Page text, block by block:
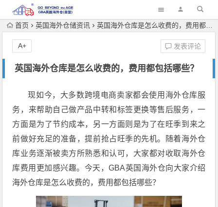
首页 英国海外仓储资讯 英国海外仓库是怎么收费的，费用都包括哪些？
英国海外仓库是怎么收费的，费用都包括哪些？
发表评论
A+
现如今，大多数跨境电商卖家都会使用海外仓库服
务，来帮助自己做产品中转和标签更换等售后服务，一
方面是为了节约成本，另一方面则是为了在旺季到来之
前做好充足的准备，提前抢占旺季的先机。随着海外仓
库业务逐渐被卖方所熟悉和认可，大家都对收取海外仓
库费用更加感兴趣。今天，GBA英国海外仓向大家介绍
海外仓库是怎么收费的，费用都包括哪些？